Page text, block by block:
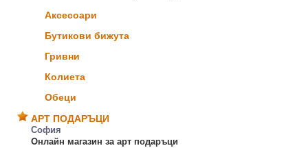
Аксесоари
Бутикови бижута
Гривни
Колиета
Обеци
АРТ ПОДАРЪЦИ
София
Oнлайн магазин за арт подаръци